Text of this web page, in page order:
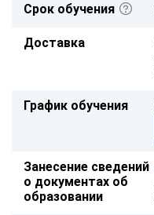
Срок обучения
Доставка
График обучения
Занесение сведений
о документах об
образовании